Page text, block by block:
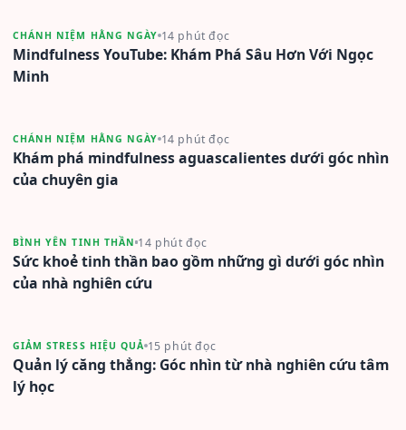
CHÁNH NIỆM HẰNG NGÀY 14 phút đọc
Mindfulness YouTube: Khám Phá Sâu Hơn Với Ngọc
Minh
CHÁNH NIỆM HẰNG NGÀY 14 phút đọc
Khám phá mindfulness aguascalientes dưới góc nhìn
của chuyên gia
BÌNH YÊN TINH THẦN 14 phút đọc
Sức khoẻ tinh thần bao gồm những gì dưới góc nhìn
của nhà nghiên cứu
GIẢM STRESS HIỆU QUẢ 15 phút đọc
Quản lý căng thẳng: Góc nhìn từ nhà nghiên cứu tâm
lý học